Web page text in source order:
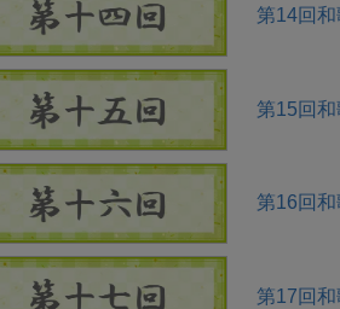
第14回和
第15回和
第16回和
第17回和